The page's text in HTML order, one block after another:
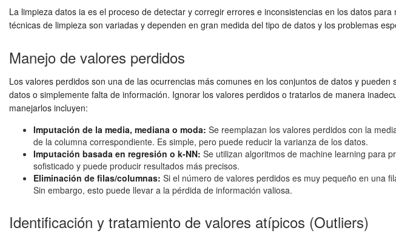
La limpieza datos ia es el proceso de detectar y corregir errores e inconsistencias en los datos
técnicas de limpieza son variadas y dependen en gran medida del tipo de datos y los problemas
Manejo de valores perdidos
Los valores perdidos son una de las ocurrencias más comunes en los conjuntos de datos y
datos o simplemente falta de información. Ignorar los valores perdidos o tratarlos de manera
manejarlos incluyen:
Imputación de la media, mediana o moda: Se reemplazan los valores perdidos con la
de la columna correspondiente. Es simple, pero puede reducir la varianza de los datos.
Imputación basada en regresión o k-NN: Se utilizan algoritmos de machine learning para
sofisticado y puede producir resultados más precisos.
Eliminación de filas/columnas: Si el número de valores perdidos es muy pequeño en una
Sin embargo, esto puede llevar a la pérdida de información valiosa.
Identificación y tratamiento de valores atípicos (Outliers)